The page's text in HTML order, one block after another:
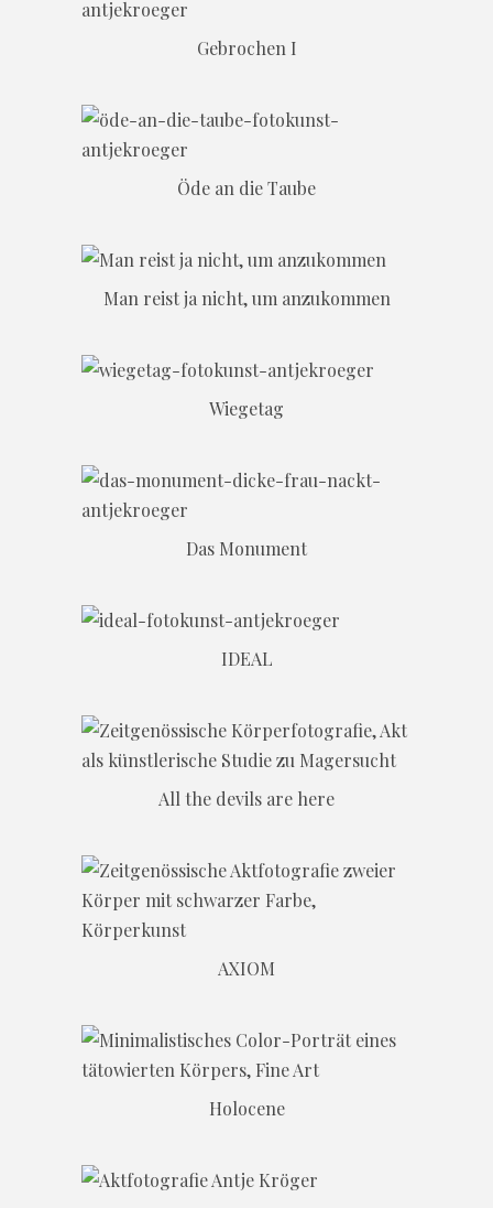
Gebrochen I
Öde an die Taube
Man reist ja nicht, um anzukommen
Wiegetag
Das Monument
IDEAL
All the devils are here
AXIOM
Holocene